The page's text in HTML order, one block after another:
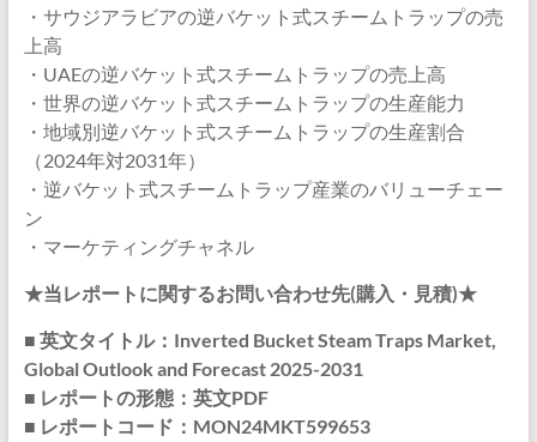
・サウジアラビアの逆バケット式スチームトラップの売
上高
・UAEの逆バケット式スチームトラップの売上高
・世界の逆バケット式スチームトラップの生産能力
・地域別逆バケット式スチームトラップの生産割合
（2024年対2031年）
・逆バケット式スチームトラップ産業のバリューチェー
ン
・マーケティングチャネル
★当レポートに関するお問い合わせ先(購入・見積)★
■ 英文タイトル：Inverted Bucket Steam Traps Market,
Global Outlook and Forecast 2025-2031
■ レポートの形態：英文PDF
■ レポートコード：MON24MKT599653